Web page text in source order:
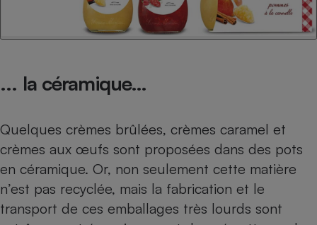
... la céramique…
Quelques crèmes brûlées, crèmes caramel et
crèmes aux œufs sont proposées dans des pots
en céramique. Or, non seulement cette matière
n’est pas recyclée, mais la fabrication et le
transport de ces emballages très lourds sont